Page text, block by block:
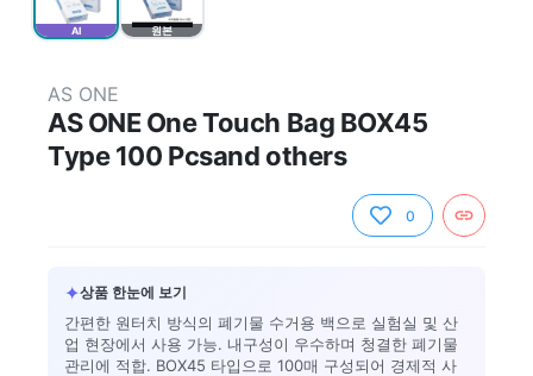
AI 원본
AS ONE
AS ONE One Touch Bag BOX45
Type 100 Pcsand others
0
✦상품 한눈에 보기
간편한 원터치 방식의 폐기물 수거용 백으로 실험실 및 산
업 현장에서 사용 가능. 내구성이 우수하며 청결한 폐기물
관리에 적합. BOX45 타입으로 100매 구성되어 경제적 사